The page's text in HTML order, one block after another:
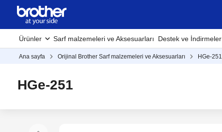
Ürünler Sarf malzemeleri ve Aksesuarları Destek ve İndirmeler
Ana sayfa Orijinal Brother Sarf malzemeleri ve Aksesuarları HGe-251
HGe-251